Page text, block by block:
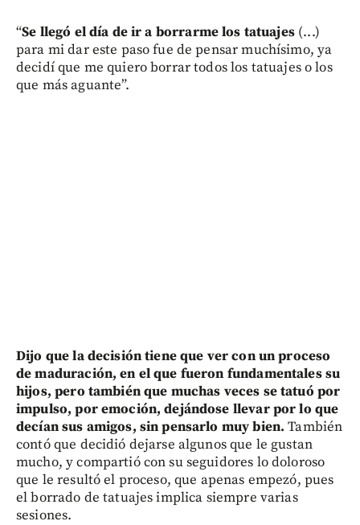
“Se llegó el día de ir a borrarme los tatuajes(...)
para mi dar este paso fue de pensar muchísimo, ya
decidí que me quiero borrar todos los tatuajes o los
que más aguante”.
Dijo que la decisión tiene que ver con un proceso
de maduración, en el que fueron fundamentales su
hijos, pero también que muchas veces se tatuó por
impulso, por emoción, dejándose llevar por lo que
decían sus amigos, sin pensarlo muy bien.También
contó que decidió dejarse algunos que le gustan
mucho, y compartió con su seguidores lo doloroso
que le resultó el proceso, que apenas empezó, pues
el borrado de tatuajes implica siempre varias
sesiones.